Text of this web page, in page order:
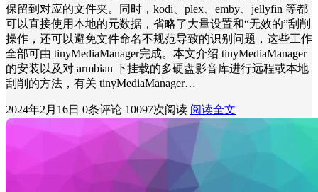
保留到对应的文件夹。同时，kodi、plex、emby、jellyfin 等都
可以直接使用本地的元数据，省略了大量设置和“无效的”刮削
操作，还可以避免文件命名不规范导致的识别问题，这些工作
全部可由 tinyMediaManager完成。本文介绍 tinyMediaManager
的安装以及对 armbian 下挂载的多硬盘影音库进行远程或本地
刮削的方法，有关 tinyMediaManager…
2024年2月16日 0条评论 10097次阅读 阅读全文